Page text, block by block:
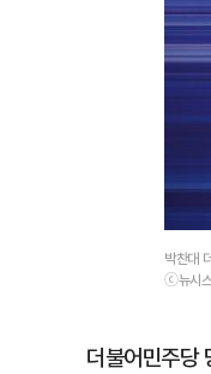
박찬대
ⓒ뉴시
더불어민주당